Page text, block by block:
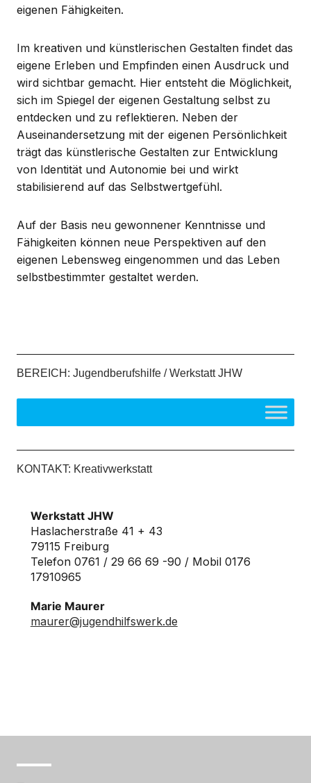
eigenen Fähigkeiten.
Im kreativen und künstlerischen Gestalten findet das
eigene Erleben und Empfinden einen Ausdruck und
wird sichtbar gemacht. Hier entsteht die Möglichkeit,
sich im Spiegel der eigenen Gestaltung selbst zu
entdecken und zu reflektieren. Neben der
Auseinandersetzung mit der eigenen Persönlichkeit
trägt das künstlerische Gestalten zur Entwicklung
von Identität und Autonomie bei und wirkt
stabilisierend auf das Selbstwertgefühl.
Auf der Basis neu gewonnener Kenntnisse und
Fähigkeiten können neue Perspektiven auf den
eigenen Lebensweg eingenommen und das Leben
selbstbestimmter gestaltet werden.
BEREICH: Jugendberufshilfe / Werkstatt JHW
KONTAKT: Kreativwerkstatt
Werkstatt JHW
Haslacherstraße 41 + 43
79115 Freiburg
Telefon 0761 / 29 66 69 -90 / Mobil 0176
17910965
Marie Maurer
maurer@jugendhilfswerk.de